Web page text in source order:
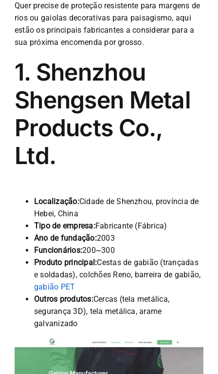
Quer precise de proteção resistente para margens de
rios ou gaiolas decorativas para paisagismo, aqui
estão os principais fabricantes a considerar para a
sua próxima encomenda por grosso.
1. Shenzhou
Shengsen Metal
Products Co.,
Ltd.
Localização:Cidade de Shenzhou, província de
Hebei, China
Tipo de empresa:Fabricante (Fábrica)
Ano de fundação:2003
Funcionários:200~300
Produto principal:Cestas de gabião (trançadas
e soldadas), colchões Reno, barreira de gabião,
gabião PET
Outros produtos:Cercas (tela metálica,
segurança 3D), tela metálica, arame
galvanizado